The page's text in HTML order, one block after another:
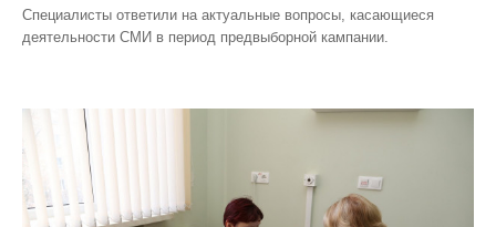
Специалисты ответили на актуальные вопросы, касающиеся
деятельности СМИ в период предвыборной кампании.